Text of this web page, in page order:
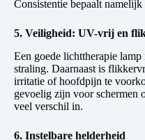
Consistentie bepaalt namelijk
5. Veiligheid: UV-vrij en
Een goede lichttherapie
straling. Daarnaast is
irritatie of hoofdpijn te
gevoelig zijn voor schermen
veel verschil in.
6. Instelbare helderheid